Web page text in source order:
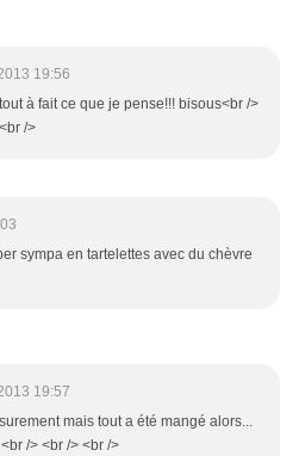
19:56
à fait ce que je pense!!! bisous<br />
/>
sympa en tartelettes avec du chèvre
19:57
mais tout a été mangé alors...
/> <br /> <br />